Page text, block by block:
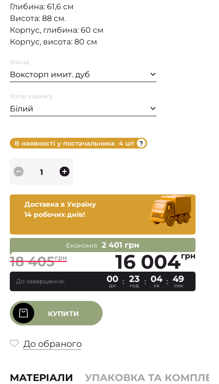
Глибина: 61,6 см
Висота: 88 см.
Корпус, глибина: 60 см
Корпус, висота: 80 см
Фасад
Воксторп имит. дуб
Колір каркасу
Білий
В наявності у постачальника 4 шт
Доставка в Україну
14 робочих днів!
Економія 2 401 грн
18 405грн 16 004грн
До завершення: 00
дн
23
год
04
хв
48
сек
КУПИТИ
До обраного
МАТЕРІАЛИ УПАКОВКА ТА